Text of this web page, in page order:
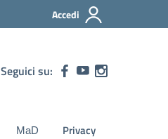
Accedi
Seguici su:
MaD Privacy